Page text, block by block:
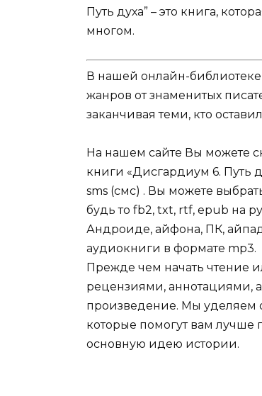
Путь духа” – это книга,
многом.
В нашей онлайн-
жанров от знаменитых
заканчивая теми, кто
На нашем сайте Вы можете
книги «Дисгардиум 6. Путь
sms (смс) . Вы можете
будь то fb2, txt, rtf, epub на
Андроиде, айфона, ПК,
аудиокниги в формате mp3.
Прежде чем начать чтение
рецензиями, аннотациями,
произведение. Мы уделяем
которые помогут вам лучше
основную идею истории.